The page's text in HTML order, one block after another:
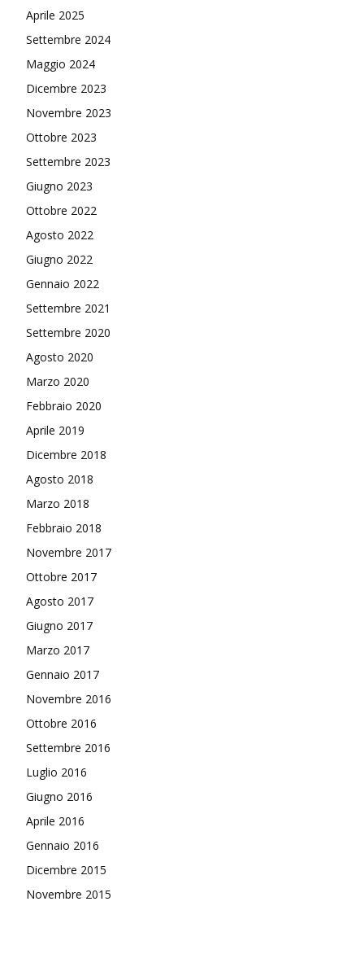
Aprile 2025
Settembre 2024
Maggio 2024
Dicembre 2023
Novembre 2023
Ottobre 2023
Settembre 2023
Giugno 2023
Ottobre 2022
Agosto 2022
Giugno 2022
Gennaio 2022
Settembre 2021
Settembre 2020
Agosto 2020
Marzo 2020
Febbraio 2020
Aprile 2019
Dicembre 2018
Agosto 2018
Marzo 2018
Febbraio 2018
Novembre 2017
Ottobre 2017
Agosto 2017
Giugno 2017
Marzo 2017
Gennaio 2017
Novembre 2016
Ottobre 2016
Settembre 2016
Luglio 2016
Giugno 2016
Aprile 2016
Gennaio 2016
Dicembre 2015
Novembre 2015